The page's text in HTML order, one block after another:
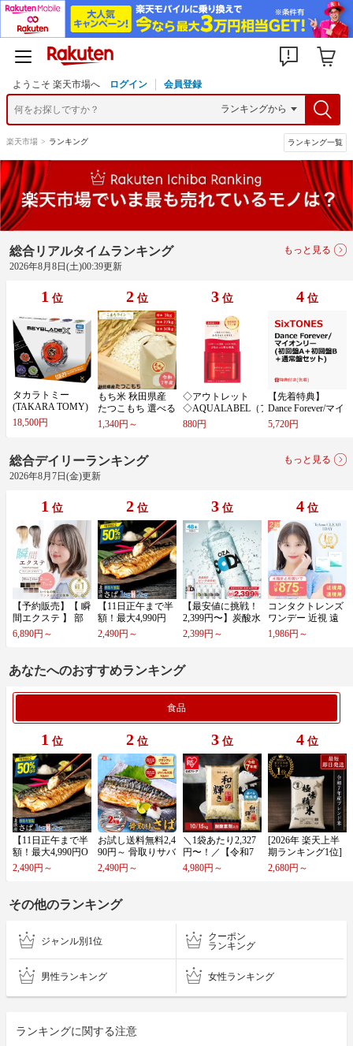
ようこそ 楽天市場へ ログイン 会員登録
楽天市場 > ランキング ランキング一覧
総合リアルタイムランキング
もっと見る
2026年8月8日(土)00:39更新
1 位
タカラトミー
(TAKARA TOMY)
BEYBLADE X ベ
イブレー…
18,500円
2 位
もち米 秋田県産
たつこもち 選べる
内容量 3kg / 30…
1,340円～
3 位
◇アウトレット
◇AQUALABEL（ア
クアレーベル）/ス
ペ…
880円
4 位
【先着特典】
Dance Forever/マイ
オンリー (初回盤
A…
5,720円
総合デイリーランキング
もっと見る
2026年8月7日(金)更新
1 位
【予約販売】【 瞬
間エクステ 】 部
分ウィッグ ハイ…
6,890円～
2 位
【11日正午まで半
額！最大4,990円
OFF】北欧産〈無
塩…
2,490円～
3 位
【最安値に挑戦！
2,399円〜】炭酸水
500ml 48本 (24…
2,399円～
4 位
コンタクトレンズ
ワンデー 近視 遠
視 選べる【2箱4…
1,986円～
あなたへのおすすめランキング
食品
1 位
【​1​1​日​正​午​ま​で​半​
額​！​最​大​4​,​9​9​0​円​O​
F​F​】​北​欧​産​〈​無​塩​
〉​訳​あ​り​ ​…
2,490円～
2 位
お​試​し​送​料​無​料​2​,​4​
9​0​円​～​ ​骨​取​り​サ​バ​
切​身​ ​1​k​g​ ​無​塩​o​r​有​
塩​が​選​…
2,490円～
3 位
＼​1​袋​あ​た​り​2​,​3​2​7​
円​〜​！​／​【​令​和​7​
年​産​1​0​0​％​使​用​】​
白​米​ ​無​洗​米​ ​…
4,980円～
4 位
[​2​0​2​6​年​ ​楽​天​上​半​
期​ラ​ン​キ​ン​グ​1​位​]​ ​
令​和​7​年​産​ ​ブ​レ​ン​
ド​米​ ​極​味​…
2,680円～
その他のランキング
ジャンル別1位
クーポン
ランキング
男性ランキング 女性ランキング
ランキングに関する注意